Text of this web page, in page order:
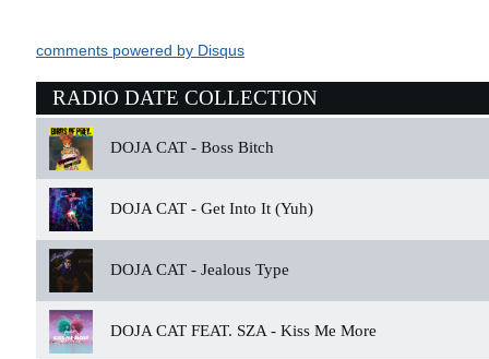
comments powered by Disqus
RADIO DATE COLLECTION
DOJA CAT - Boss Bitch
DOJA CAT - Get Into It (Yuh)
DOJA CAT - Jealous Type
DOJA CAT FEAT. SZA - Kiss Me More